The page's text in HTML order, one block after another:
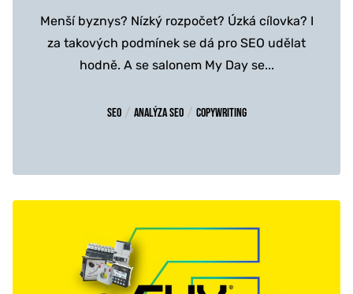
Menší byznys? Nízký rozpočet? Úzká cílovka? I
za takových podmínek se dá pro SEO udělat
hodně. A se salonem My Day se...
SEO / Analýza SEO / Copywriting